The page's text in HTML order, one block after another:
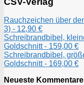
Rauchzeichen über
3) - 12,90 €
Schreibrandbibel,
Goldschnitt - 159,00 €
Schreibrandbibel,
Goldschnitt - 169,00 €
Neueste Kommentare